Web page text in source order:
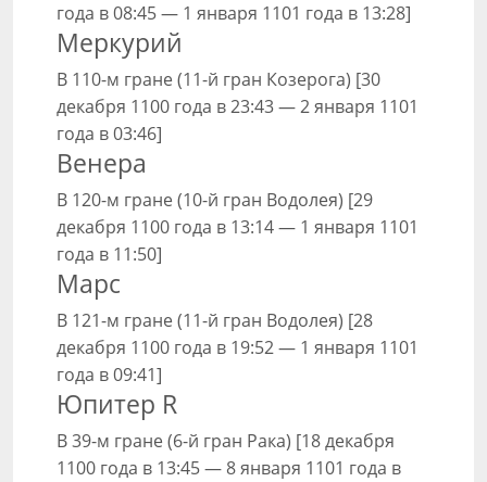
года в 08:45 — 1 января 1101 года в 13:28]
Меркурий
В 110-м гране (11-й гран Козерога) [30
декабря 1100 года в 23:43 — 2 января 1101
года в 03:46]
Венера
В 120-м гране (10-й гран Водолея) [29
декабря 1100 года в 13:14 — 1 января 1101
года в 11:50]
Марс
В 121-м гране (11-й гран Водолея) [28
декабря 1100 года в 19:52 — 1 января 1101
года в 09:41]
Юпитер R
В 39-м гране (6-й гран Рака) [18 декабря
1100 года в 13:45 — 8 января 1101 года в